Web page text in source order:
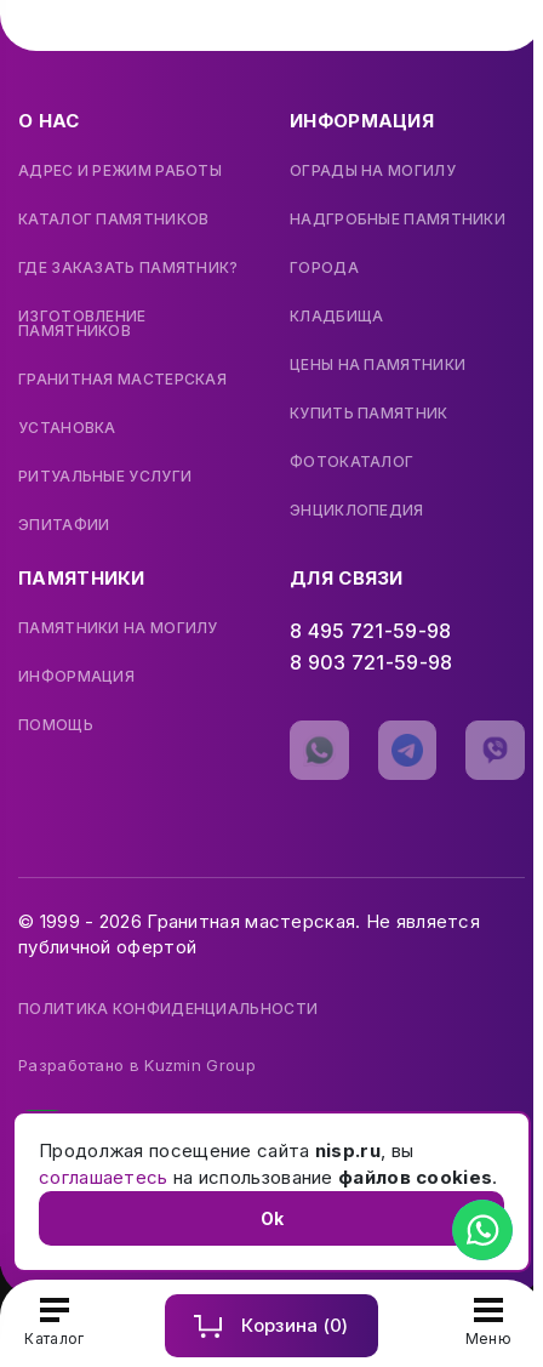
Каталог
Корзина (0)
Меню
О НАС
АДРЕС И РЕЖИМ РАБОТЫ
КАТАЛОГ ПАМЯТНИКОВ
ГДЕ ЗАКАЗАТЬ ПАМЯТНИК?
ИЗГОТОВЛЕНИЕ
ПАМЯТНИКОВ
ГРАНИТНАЯ МАСТЕРСКАЯ
УСТАНОВКА
РИТУАЛЬНЫЕ УСЛУГИ
ЭПИТАФИИ
ИНФОРМАЦИЯ
ОГРАДЫ НА МОГИЛУ
НАДГРОБНЫЕ ПАМЯТНИКИ
ГОРОДА
КЛАДБИЩА
ЦЕНЫ НА ПАМЯТНИКИ
КУПИТЬ ПАМЯТНИК
ФОТОКАТАЛОГ
ЭНЦИКЛОПЕДИЯ
ПАМЯТНИКИ
ПАМЯТНИКИ НА МОГИЛУ
ИНФОРМАЦИЯ
ПОМОЩЬ
ДЛЯ СВЯЗИ
8 495 721-59-98
8 903 721-59-98
© 1999 - 2026 Гранитная мастерская. Не является
публичной офертой
ПОЛИТИКА КОНФИДЕНЦИАЛЬНОСТИ
Разработано вKuzmin Group
Купить и заказать памятник на могилу в Москве и МО
Продолжая посещение сайта nisp.ru, вы
соглашаетесь на использование файлов cookies.
Ok